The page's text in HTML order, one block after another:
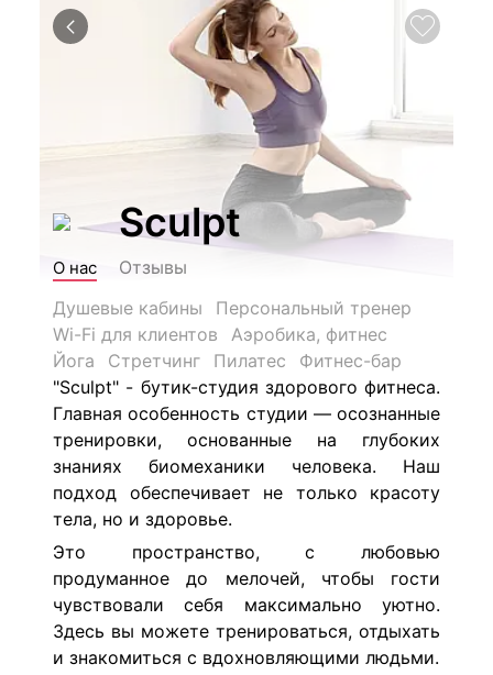
Sculpt
О нас
Отзывы
Душевые кабины
Персональный тренер
Wi-Fi для клиентов
Аэробика, фитнес
Йога
Стретчинг Пилатес
Фитнес-бар
"Sculpt" - бутик-студия здорового фитнеса.
Главная особенность студии — осознанные
тренировки, основанные на глубоких
знаниях биомеханики человека. Наш
подход обеспечивает не только красоту
тела, но и здоровье.
Это пространство, с любовью
продуманное до мелочей, чтобы гости
чувствовали себя максимально уютно.
Здесь вы можете тренироваться, отдыхать
и знакомиться с вдохновляющими людьми.